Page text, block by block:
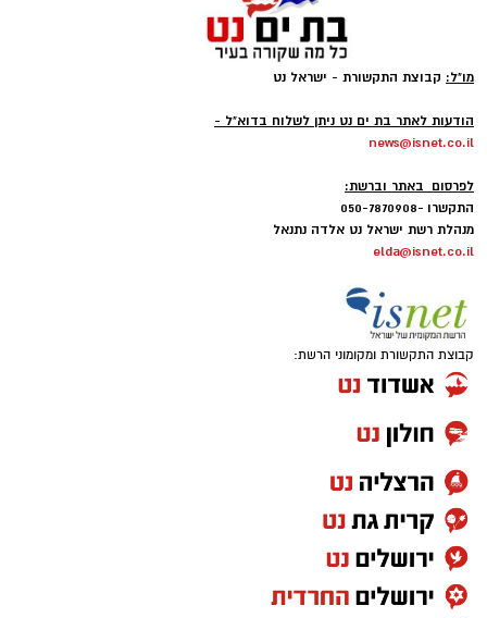
מו"ל: קבוצת התקשורת - ישראל נט
הודעות לאתר בת ים נט ניתן לשלוח בדוא"ל -
news@isnet.co.il
לפרסום באתר וברשת:
התקשרו -050-7870908
מנהלת רשת ישראל נט אלדה נתנאל
elda@isnet.co.il
קבוצת התקשורת ומקומוני הרשת: